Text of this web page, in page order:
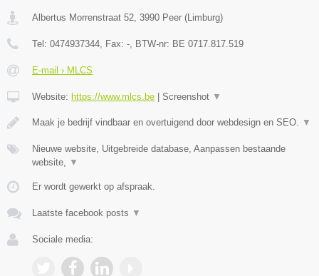
Albertus Morrenstraat 52, 3990 Peer (Limburg)
Tel: 0474937344, Fax: -, BTW-nr: BE 0717.817.519
E-mail › MLCS
Website: https://www.mlcs.be Screenshot ▼
Maak je bedrijf vindbaar en overtuigend door webdesign en SEO. ▼
Nieuwe website, Uitgebreide database, Aanpassen bestaande
website, ▼
Er wordt gewerkt op afspraak.
Laatste facebook posts ▼
Sociale media: